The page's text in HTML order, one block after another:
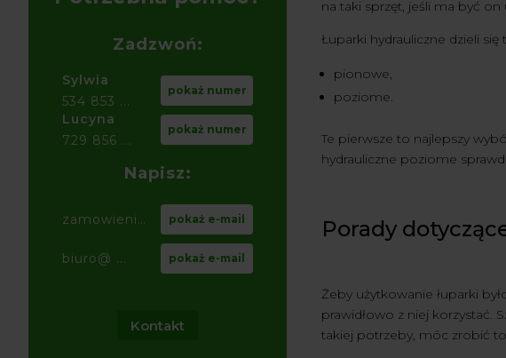
Zadzwoń:
Sylwia
534 853 ...
pokaż numer
Lucyna
729 856 ...
pokaż numer
Napisz:
zamowienia@ ... pokaż e-mail
biuro@ ... pokaż e-mail
Kontakt
na taki sprzęt, jeśli ma być
Łuparki hydrauliczne dzieli się
pionowe,
poziome.
Te pierwsze to najlepszy
hydrauliczne poziome
Porady
Żeby użytkowanie łuparki
prawidłowo z niej korzystać.
takiej potrzeby, móc zrobić